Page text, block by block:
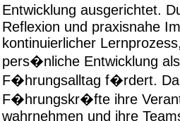
Entwicklung ausgerichtet.
Reflexion und praxisnahe
kontinuierlicher
pers�nliche Entwicklung
F�hrungsalltag f�rdert.
F�hrungskr�fte ihre
wahrnehmen und ihre